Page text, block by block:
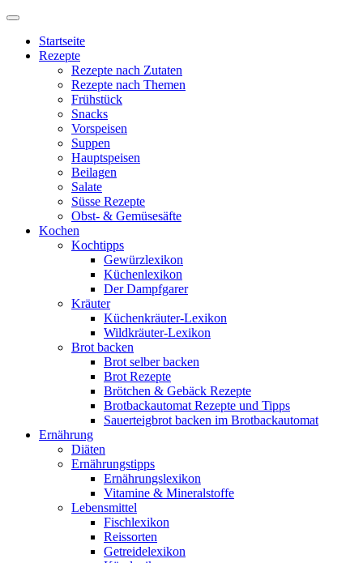
Startseite
Rezepte
Rezepte nach Zutaten
Rezepte nach Themen
Frühstück
Snacks
Vorspeisen
Suppen
Hauptspeisen
Beilagen
Salate
Süsse Rezepte
Obst- & Gemüsesäfte
Kochen
Kochtipps
Gewürzlexikon
Küchenlexikon
Der Dampfgarer
Kräuter
Küchenkräuter-Lexikon
Wildkräuter-Lexikon
Brot backen
Brot selber backen
Brot Rezepte
Brötchen & Gebäck Rezepte
Brotbackautomat Rezepte und Tipps
Sauerteigbrot backen im Brotbackautomat
Ernährung
Diäten
Ernährungstipps
Ernährungslexikon
Vitamine & Mineralstoffe
Lebensmittel
Fischlexikon
Reissorten
Getreidelexikon